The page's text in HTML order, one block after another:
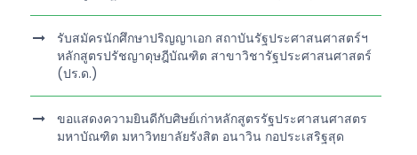
รับสมัครนักศึกษาปริญญาเอก สถาบันรัฐประศาสนศาสตร์ฯ
หลักสูตรปรัชญาดุษฎีบัณฑิต สาขาวิชารัฐประศาสนศาสตร์
(ปร.ด.)
ขอแสดงความยินดีกับศิษย์เก่าหลักสูตรรัฐประศาสนศาสตร
มหาบัณฑิต มหาวิทยาลัยรังสิต อนาวิน กอประเสริฐสุด